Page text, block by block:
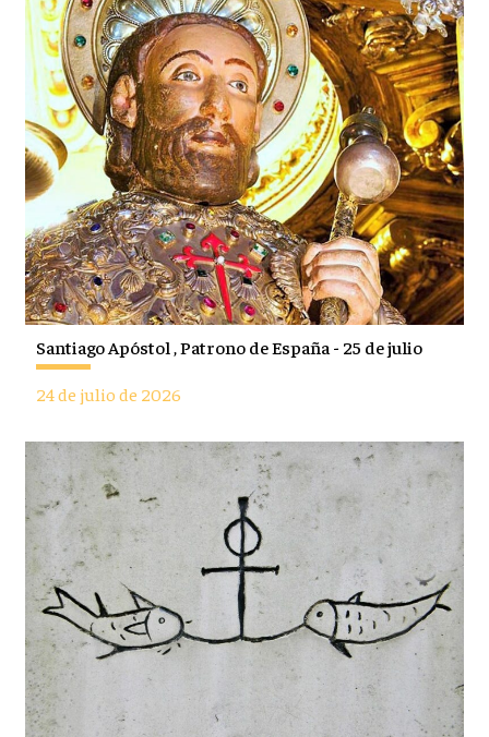
Santiago Apóstol , Patrono de España - 25 de julio
24 de julio de 2026